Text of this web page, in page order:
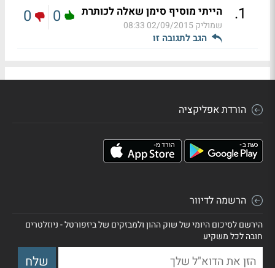
1
. הייתי מוסיף סימן שאלה לכותרת
שמוליק02/09/2015 08:33
הגב לתגובה זו
0
0
הורדת אפליקציה
הרשמה לדיוור
הירשם לסיכום היומי של שוק ההון ולמבזקים של ביזפורטל - ניוזלטרים
חובה לכל משקיע